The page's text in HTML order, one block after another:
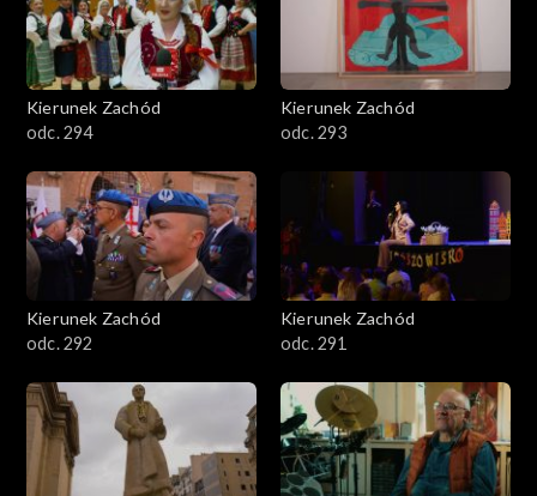
Kierunek Zachód
odc. 294
Kierunek Zachód
odc. 293
Kierunek Zachód
odc. 292
Kierunek Zachód
odc. 291